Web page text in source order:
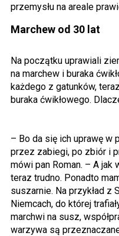
przemysłu na areale
Marchew od 30 lat
Na początku uprawiali
na marchew i buraka
każdego z gatunków,
buraka ćwikłowego.
– Bo da się ich uprawę w
przez zabiegi, po zbiór i
mówi pan Roman. – A jak
teraz trudno. Ponadto
suszarnie. Na przykład z
Niemcach, do której
marchwi na susz,
warzywa są